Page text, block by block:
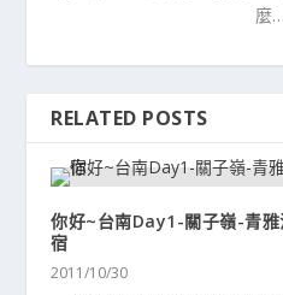
麼…
RELATED POSTS
你好~台南Day1-關子嶺-青
宿
2011/10/30